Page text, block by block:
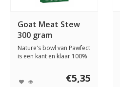
Goat Meat Stew
300 gram
Nature's bowl van Pawfect
is een kant en klaar 100%
€5,35